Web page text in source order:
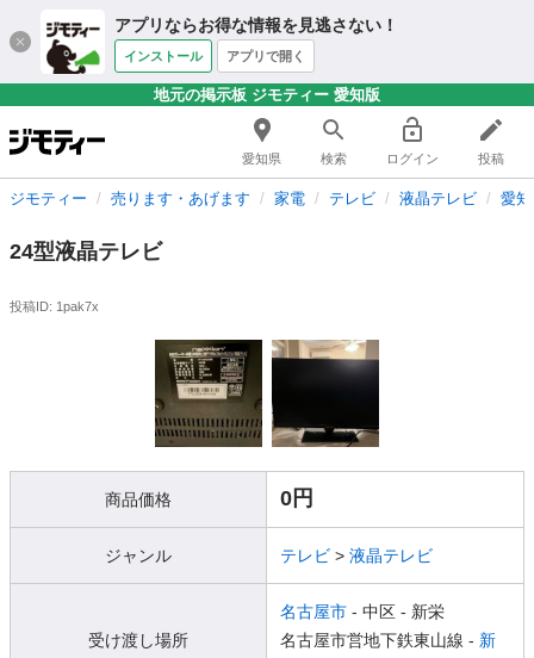
アプリならお得な情報を見逃さない！
インストール アプリで開く
地元の掲示板 ジモティー 愛知版
愛知県 検索 ログイン 投稿
ジモティー 売ります・あげます 家電 テレビ 液晶テレビ 愛
24型液晶テレビ
投稿ID: 1pak7x
商品価格 0円
ジャンル テレビ > 液晶テレビ
受け渡し場所
名古屋市 - 中区 - 新栄
名古屋市営地下鉄東山線 - 新